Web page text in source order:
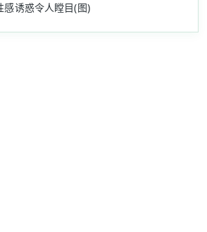
诱惑令人瞠目(图)